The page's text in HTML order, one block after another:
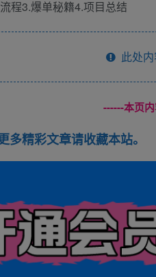
程3.爆单秘籍4.项目总结
此处
------本页
多精彩文章请收藏本站。